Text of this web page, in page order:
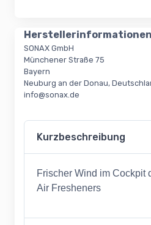
SONAX GmbH
Münchener Straße 75
Bayern
Neuburg an der Donau,
info@sonax.de
Kurzbeschreibung
Frischer Wind im Cockpit
Air Fresheners